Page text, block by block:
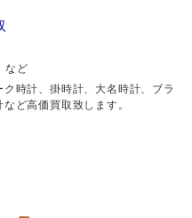
など
ク時計、掛時計、大名時計、ブラ
など高価買取致します。